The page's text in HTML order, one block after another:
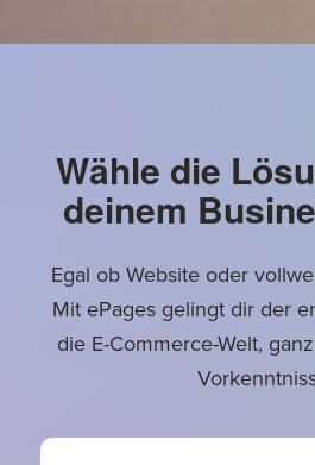
Wähle die
deinem
Egal ob Website oder
Mit ePages gelingt dir der
die E-Commerce-Welt,